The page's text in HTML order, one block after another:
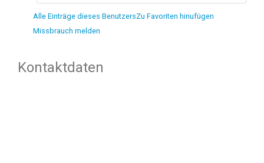
Alle Einträge dieses BenutzersZu Favoriten hinufügen
Missbrauch melden
Kontaktdaten